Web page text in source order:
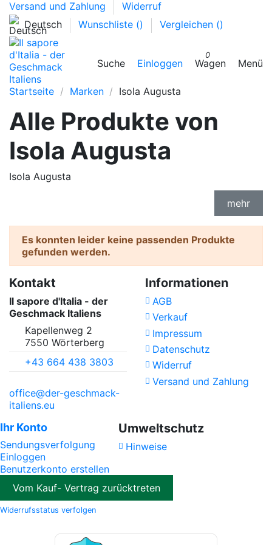
Versand und Zahlung
Widerruf
Deutsch
Wunschliste () Vergleichen ()
Suche Einloggen
0
Wagen Menü
Startseite Marken Isola Augusta
Alle Produkte von
Isola Augusta
Isola Augusta
mehr
Es konnten leider keine passenden Produkte
gefunden werden.
Kontakt
Il sapore d'Italia - der
Geschmack Italiens
Kapellenweg 2
7550 Wörterberg
+43 664 438 3803
office@der-geschmack-
italiens.eu
Informationen
AGB
Verkauf
Impressum
Datenschutz
Widerruf
Versand und Zahlung
Ihr Konto
Sendungsverfolgung
Einloggen
Benutzerkonto erstellen
Umweltschutz
Hinweise
Vom Kauf- Vertrag zurücktreten
Widerrufsstatus verfolgen